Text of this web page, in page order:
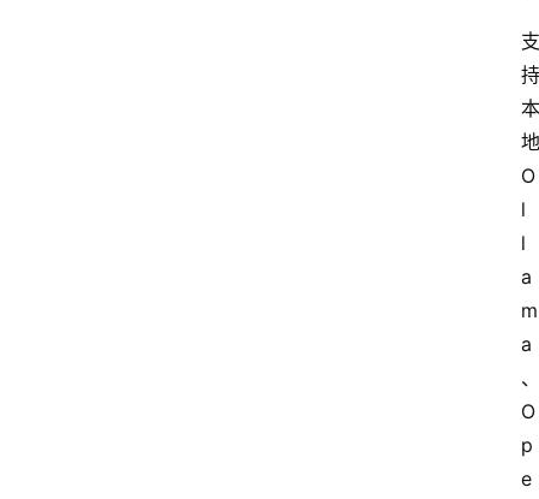
支
持
本
地
O
l
l
a
m
a
、
O
p
e